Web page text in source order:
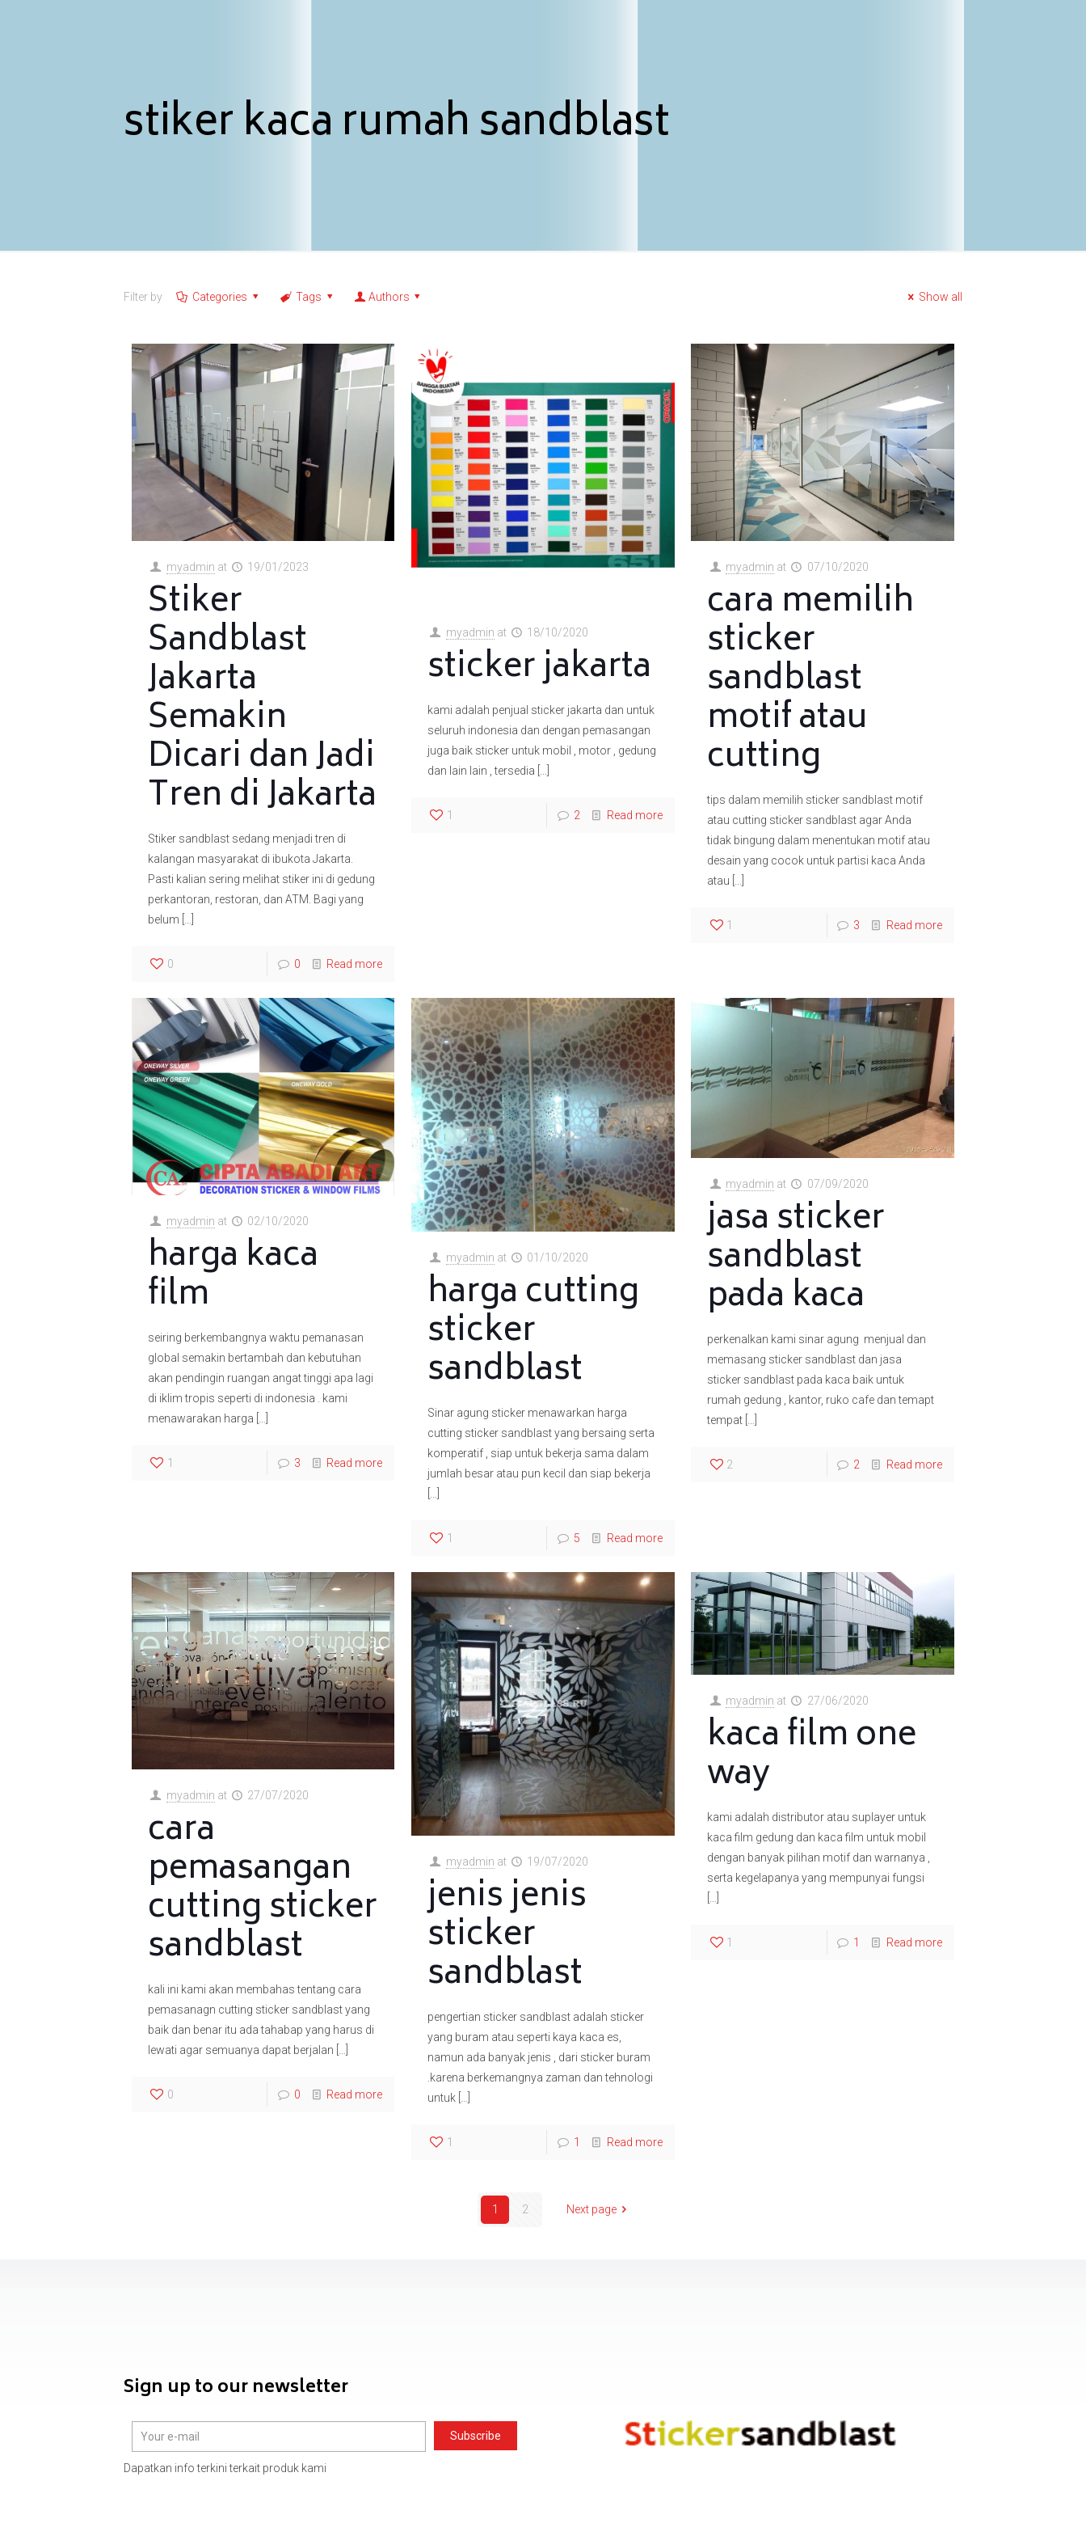
stiker kaca rumah sandblast
Filter by Categories Tags Authors Show all
myadmin at 19/01/2023
Stiker
Sandblast
Jakarta
Semakin
Dicari dan Jadi
Tren di Jakarta
Stiker sandblast sedang menjadi tren di
kalangan masyarakat di ibukota Jakarta.
Pasti kalian sering melihat stiker ini di gedung
perkantoran, restoran, dan ATM. Bagi yang
belum
0 0 Read more
myadmin at 18/10/2020
sticker jakarta
kami adalah penjual sticker jakarta dan untuk
seluruh indonesia dan dengan pemasangan
juga baik sticker untuk mobil , motor , gedung
dan lain lain , tersedia […]
1 2 Read more
myadmin at 07/10/2020
cara memilih
sticker
sandblast
motif atau
cutting
tips dalam memilih sticker sandblast motif
atau cutting sticker sandblast agar Anda
tidak bingung dalam menentukan motif atau
desain yang cocok untuk partisi kaca Anda
atau
1 3 Read more
myadmin at 02/10/2020
harga kaca
film
seiring berkembangnya waktu pemanasan
global semakin bertambah dan kebutuhan
akan pendingin ruangan angat tinggi apa lagi
di iklim tropis seperti di indonesia . kami
menawarakan harga
1 3 Read more
myadmin at 01/10/2020
harga cutting
sticker
sandblast
Sinar agung sticker menawarkan harga
cutting sticker sandblast yang bersaing serta
komperatif , siap untuk bekerja sama dalam
jumlah besar atau pun kecil dan siap bekerja
[…]
1 5 Read more
myadmin at 07/09/2020
jasa sticker
sandblast
pada kaca
perkenalkan kami sinar agung menjual dan
memasang sticker sandblast dan jasa
sticker sandblast pada kaca baik untuk
rumah gedung , kantor, ruko cafe dan temapt
tempat […]
2 2 Read more
myadmin at 27/07/2020
cara
pemasangan
cutting sticker
sandblast
kali ini kami akan membahas tentang cara
pemasanagn cutting sticker sandblast yang
baik dan benar itu ada tahabap yang harus di
lewati agar semuanya dapat berjalan […]
0 0 Read more
myadmin at 19/07/2020
jenis jenis
sticker
sandblast
pengertian sticker sandblast adalah sticker
yang buram atau seperti kaya kaca es,
namun ada banyak jenis , dari sticker buram
.karena berkemangnya zaman dan tehnologi
untuk
1 1 Read more
myadmin at 27/06/2020
kaca film one
way
kami adalah distributor atau suplayer untuk
kaca film gedung dan kaca film untuk mobil
dengan banyak pilihan motif dan warnanya ,
serta kegelapanya yang mempunyai fungsi
[…]
1 1 Read more
1 2 Next page
Sign up to our newsletter
Dapatkan info terkini terkait produk kami